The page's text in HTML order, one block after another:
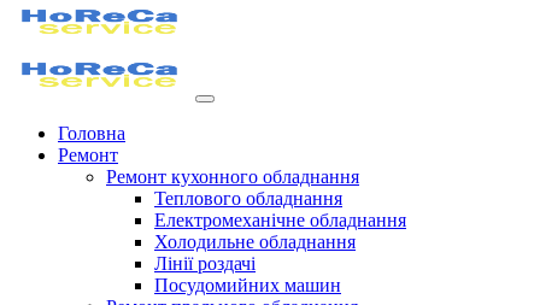
Головна
Ремонт
Ремонт кухонного обладнання
Теплового обладнання
Електромеханічне обладнання
Холодильне обладнання
Лінії роздачі
Посудомийних машин